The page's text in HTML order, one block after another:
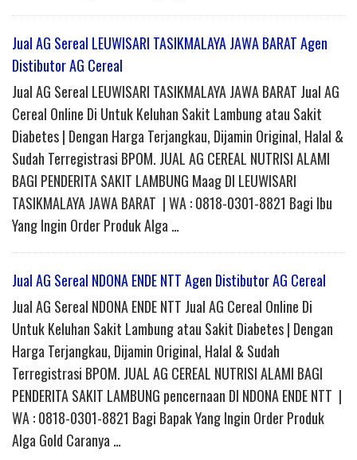
Jual AG Sereal LEUWISARI TASIKMALAYA JAWA BARAT Agen
Distibutor AG Cereal
Jual AG Sereal LEUWISARI TASIKMALAYA JAWA BARAT Jual AG
Cereal Online Di Untuk Keluhan Sakit Lambung atau Sakit
Diabetes | Dengan Harga Terjangkau, Dijamin Original, Halal &
Sudah Terregistrasi BPOM. JUAL AG CEREAL NUTRISI ALAMI
BAGI PENDERITA SAKIT LAMBUNG Maag DI LEUWISARI
TASIKMALAYA JAWA BARAT | WA : 0818-0301-8821 Bagi Ibu
Yang Ingin Order Produk Alga …
Jual AG Sereal NDONA ENDE NTT Agen Distibutor AG Cereal
Jual AG Sereal NDONA ENDE NTT Jual AG Cereal Online Di
Untuk Keluhan Sakit Lambung atau Sakit Diabetes | Dengan
Harga Terjangkau, Dijamin Original, Halal & Sudah
Terregistrasi BPOM. JUAL AG CEREAL NUTRISI ALAMI BAGI
PENDERITA SAKIT LAMBUNG pencernaan DI NDONA ENDE NTT |
WA : 0818-0301-8821 Bagi Bapak Yang Ingin Order Produk
Alga Gold Caranya …